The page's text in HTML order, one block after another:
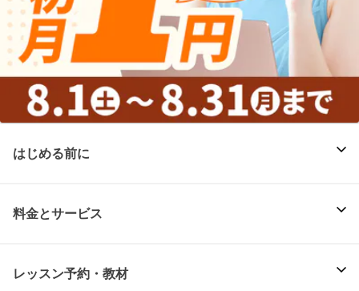
はじめる前に
料金とサービス
レッスン予約・教材